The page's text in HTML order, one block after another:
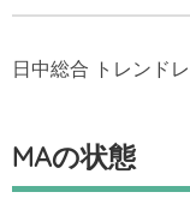
日中総合 トレンド
MAの状態